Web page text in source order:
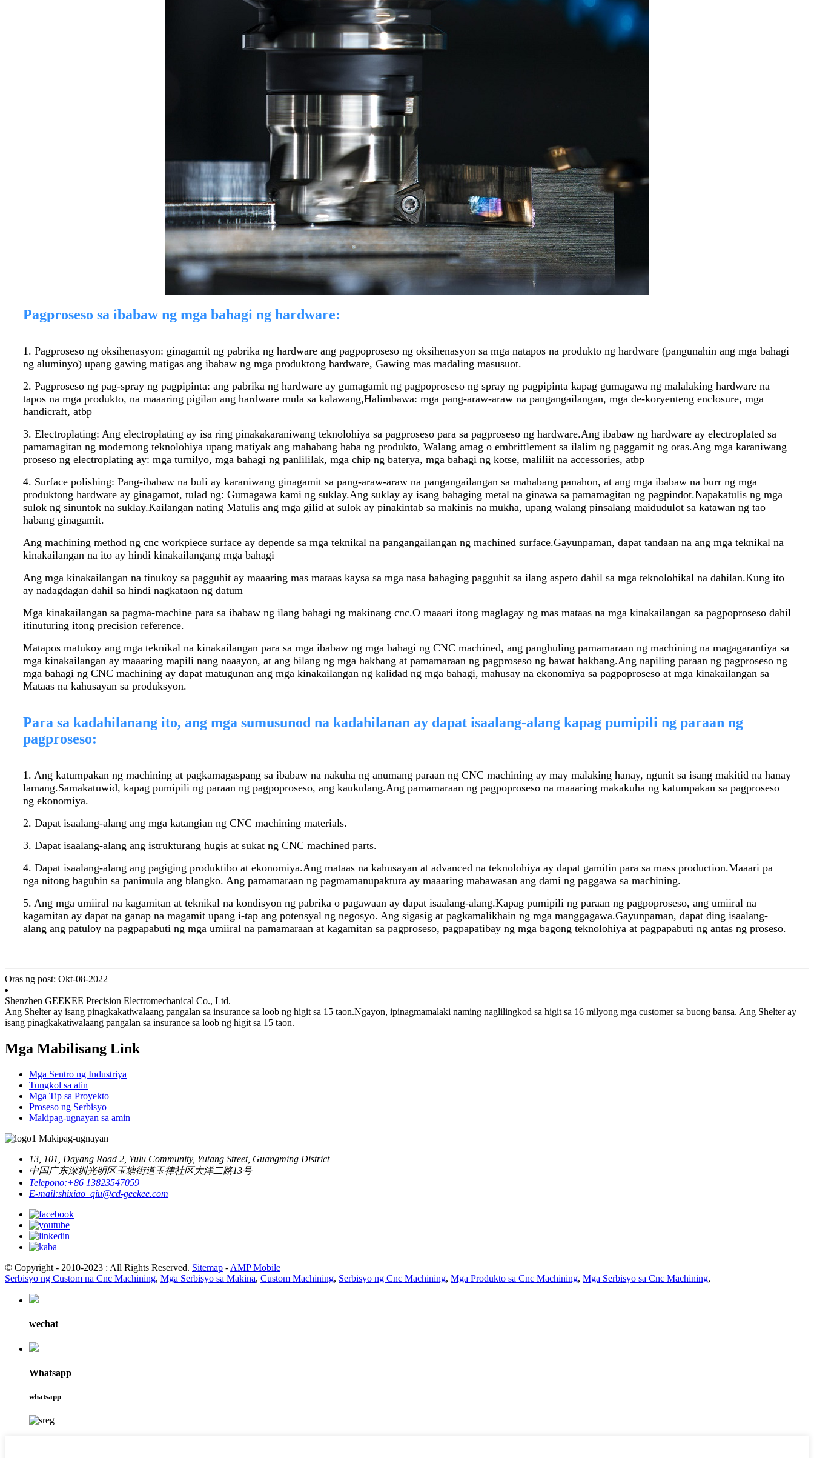
Pagproseso sa ibabaw ng mga bahagi ng hardware:
1. Pagproseso ng oksihenasyon: ginagamit ng pabrika ng hardware ang pagpoproseso ng oksihenasyon sa mga natapos na produkto ng hardware (pangunahin ang mga bahagi
ng aluminyo) upang gawing matigas ang ibabaw ng mga produktong hardware, Gawing mas madaling masusuot.
2. Pagproseso ng pag-spray ng pagpipinta: ang pabrika ng hardware ay gumagamit ng pagpoproseso ng spray ng pagpipinta kapag gumagawa ng malalaking hardware na
tapos na mga produkto, na maaaring pigilan ang hardware mula sa kalawang,Halimbawa: mga pang-araw-araw na pangangailangan, mga de-koryenteng enclosure, mga
handicraft, atbp
3. Electroplating: Ang electroplating ay isa ring pinakakaraniwang teknolohiya sa pagproseso para sa pagproseso ng hardware.Ang ibabaw ng hardware ay electroplated sa
pamamagitan ng modernong teknolohiya upang matiyak ang mahabang haba ng produkto, Walang amag o embrittlement sa ilalim ng paggamit ng oras.Ang mga karaniwang
proseso ng electroplating ay: mga turnilyo, mga bahagi ng panlililak, mga chip ng baterya, mga bahagi ng kotse, maliliit na accessories, atbp
4. Surface polishing: Pang-ibabaw na buli ay karaniwang ginagamit sa pang-araw-araw na pangangailangan sa mahabang panahon, at ang mga ibabaw na burr ng mga
produktong hardware ay ginagamot, tulad ng: Gumagawa kami ng suklay.Ang suklay ay isang bahaging metal na ginawa sa pamamagitan ng pagpindot.Napakatulis ng mga
sulok ng sinuntok na suklay.Kailangan nating Matulis ang mga gilid at sulok ay pinakintab sa makinis na mukha, upang walang pinsalang maidudulot sa katawan ng tao
habang ginagamit.
Ang machining method ng cnc workpiece surface ay depende sa mga teknikal na pangangailangan ng machined surface.Gayunpaman, dapat tandaan na ang mga teknikal na
kinakailangan na ito ay hindi kinakailangang mga bahagi
Ang mga kinakailangan na tinukoy sa pagguhit ay maaaring mas mataas kaysa sa mga nasa bahaging pagguhit sa ilang aspeto dahil sa mga teknolohikal na dahilan.Kung ito
ay nadagdagan dahil sa hindi nagkataon ng datum
Mga kinakailangan sa pagma-machine para sa ibabaw ng ilang bahagi ng makinang cnc.O maaari itong maglagay ng mas mataas na mga kinakailangan sa pagpoproseso dahil
itinuturing itong precision reference.
Matapos matukoy ang mga teknikal na kinakailangan para sa mga ibabaw ng mga bahagi ng CNC machined, ang panghuling pamamaraan ng machining na magagarantiya sa
mga kinakailangan ay maaaring mapili nang naaayon, at ang bilang ng mga hakbang at pamamaraan ng pagproseso ng bawat hakbang.Ang napiling paraan ng pagproseso ng
mga bahagi ng CNC machining ay dapat matugunan ang mga kinakailangan ng kalidad ng mga bahagi, mahusay na ekonomiya sa pagpoproseso at mga kinakailangan sa
Mataas na kahusayan sa produksyon.
Para sa kadahilanang ito, ang mga sumusunod na kadahilanan ay dapat isaalang-alang kapag pumipili ng paraan ng
pagproseso:
1. Ang katumpakan ng machining at pagkamagaspang sa ibabaw na nakuha ng anumang paraan ng CNC machining ay may malaking hanay, ngunit sa isang makitid na hanay
lamang.Samakatuwid, kapag pumipili ng paraan ng pagpoproseso, ang kaukulang.Ang pamamaraan ng pagpoproseso na maaaring makakuha ng katumpakan sa pagproseso
ng ekonomiya.
2. Dapat isaalang-alang ang mga katangian ng CNC machining materials.
3. Dapat isaalang-alang ang istrukturang hugis at sukat ng CNC machined parts.
4. Dapat isaalang-alang ang pagiging produktibo at ekonomiya.Ang mataas na kahusayan at advanced na teknolohiya ay dapat gamitin para sa mass production.Maaari pa
nga nitong baguhin sa panimula ang blangko. Ang pamamaraan ng pagmamanupaktura ay maaaring mabawasan ang dami ng paggawa sa machining.
5. Ang mga umiiral na kagamitan at teknikal na kondisyon ng pabrika o pagawaan ay dapat isaalang-alang.Kapag pumipili ng paraan ng pagpoproseso, ang umiiral na
kagamitan ay dapat na ganap na magamit upang i-tap ang potensyal ng negosyo. Ang sigasig at pagkamalikhain ng mga manggagawa.Gayunpaman, dapat ding isaalang-
alang ang patuloy na pagpapabuti ng mga umiiral na pamamaraan at kagamitan sa pagproseso, pagpapatibay ng mga bagong teknolohiya at pagpapabuti ng antas ng proseso.
Oras ng post: Okt-08-2022
Shenzhen GEEKEE Precision Electromechanical Co., Ltd.
Ang Shelter ay isang pinagkakatiwalaang pangalan sa insurance sa loob ng higit sa 15 taon.Ngayon, ipinagmamalaki naming naglilingkod sa higit sa 16 milyong mga customer sa buong bansa. Ang Shelter ay
isang pinagkakatiwalaang pangalan sa insurance sa loob ng higit sa 15 taon.
Mga Mabilisang Link
Mga Sentro ng Industriya
Tungkol sa atin
Mga Tip sa Proyekto
Proseso ng Serbisyo
Makipag-ugnayan sa amin
Makipag-ugnayan
13, 101, Dayang Road 2, Yulu Community, Yutang Street, Guangming District
中国广东深圳光明区玉塘街道玉律社区大洋二路13号
Telepono:+86 13823547059
E-mail:shixiao_qiu@cd-geekee.com
© Copyright - 2010-2023 : All Rights Reserved. Sitemap - AMP Mobile
Serbisyo ng Custom na Cnc Machining, Mga Serbisyo sa Makina, Custom Machining, Serbisyo ng Cnc Machining, Mga Produkto sa Cnc Machining, Mga Serbisyo sa Cnc Machining,
wechat
Whatsapp
whatsapp